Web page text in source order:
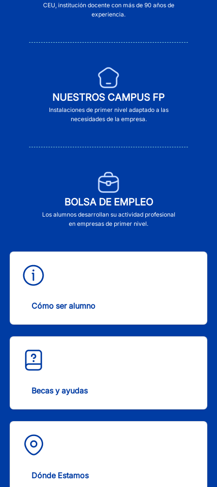
CEU, institución docente con más de 90 años de
experiencia.
NUESTROS CAMPUS FP
Instalaciones de primer nivel adaptado a las
necesidades de la empresa.
BOLSA DE EMPLEO
Los alumnos desarrollan su actividad profesional
en empresas de primer nivel.
Cómo ser alumno
Becas y ayudas
Dónde Estamos